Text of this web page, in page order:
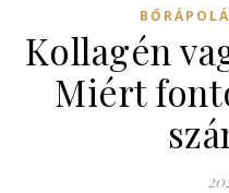
Kollagén
Miért